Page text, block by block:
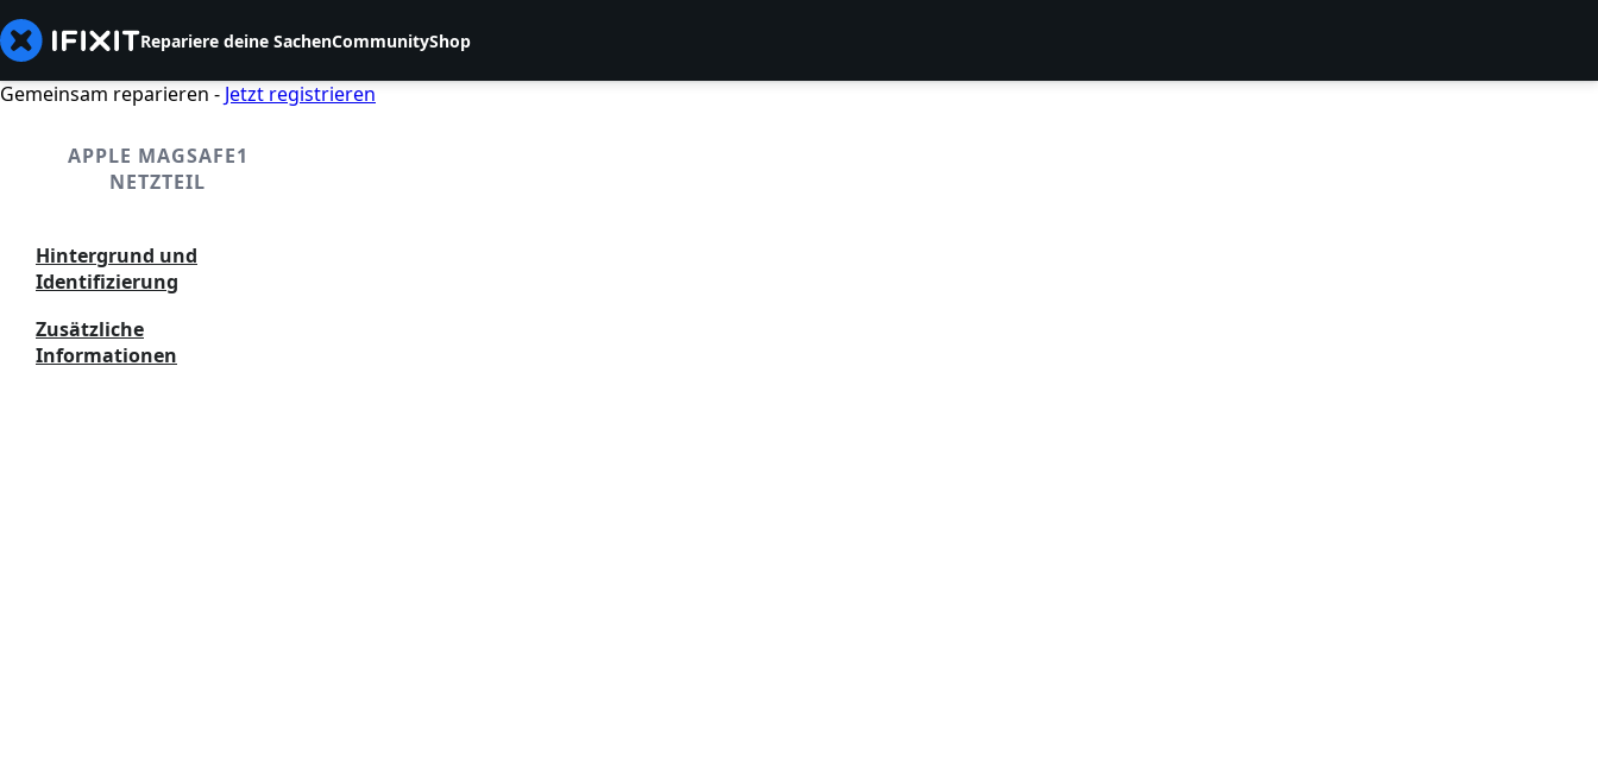
Repariere deine SachenCommunityShop
Gemeinsam reparieren - Jetzt registrieren
APPLE MAGSAFE1
NETZTEIL
Hintergrund und
Identifizierung
Zusätzliche
Informationen